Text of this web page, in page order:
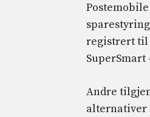
registrert til
SuperSmart
Andre
alternativer